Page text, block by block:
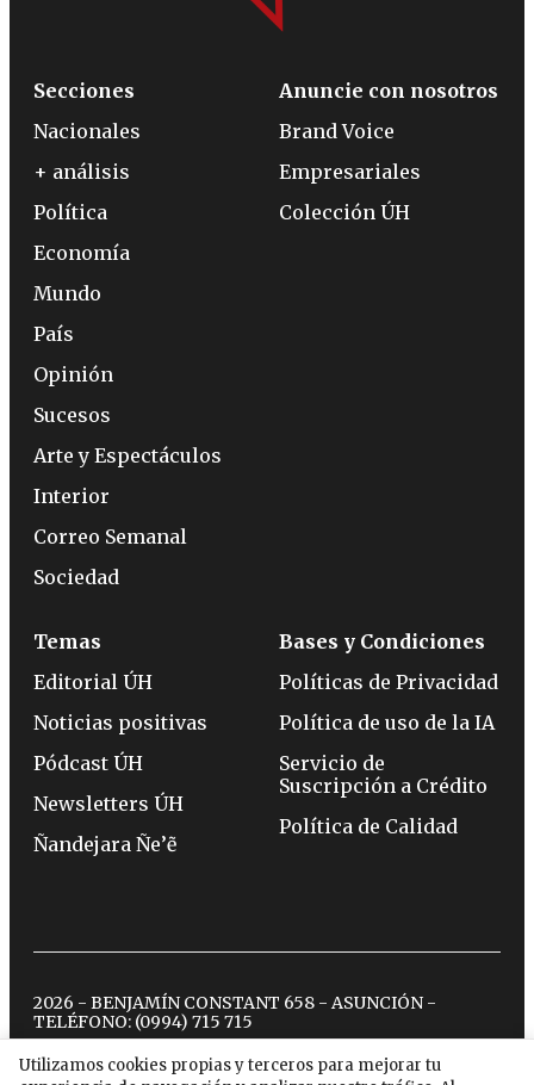
Utilizamos cookies propias y terceros para mejorar tu
Secciones
Nacionales
+ análisis
Política
Economía
Mundo
País
Opinión
Sucesos
Arte y Espectáculos
Interior
Correo Semanal
Sociedad
Anuncie con nosotros
Brand Voice
Empresariales
Colección ÚH
Temas
Editorial ÚH
Noticias positivas
Pódcast ÚH
Newsletters ÚH
Ñandejara Ñe’ẽ
Bases y Condiciones
Políticas de Privacidad
Política de uso de la IA
Servicio de
Suscripción a Crédito
Política de Calidad
2026 - BENJAMÍN CONSTANT 658 - ASUNCIÓN -
TELÉFONO: (0994) 715 715